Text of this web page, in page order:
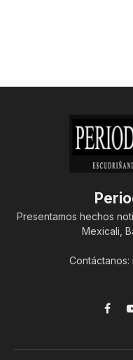
Presentamos hechos
Mexicali,
Contáctanos: